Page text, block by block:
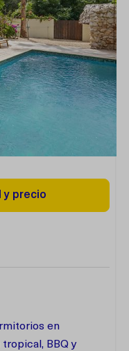
y precio
en
tropical, BBQ y